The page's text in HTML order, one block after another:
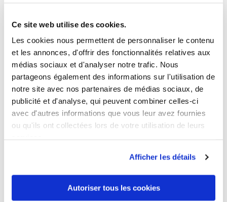
Ce site web utilise des cookies.
Les cookies nous permettent de personnaliser le contenu
et les annonces, d'offrir des fonctionnalités relatives aux
médias sociaux et d'analyser notre trafic. Nous
partageons également des informations sur l'utilisation de
notre site avec nos partenaires de médias sociaux, de
publicité et d'analyse, qui peuvent combiner celles-ci
avec d'autres informations que vous leur avez fournies
ou qu'ils ont collectées lors de votre utilisation de leurs
Afficher les détails
Autoriser tous les cookies